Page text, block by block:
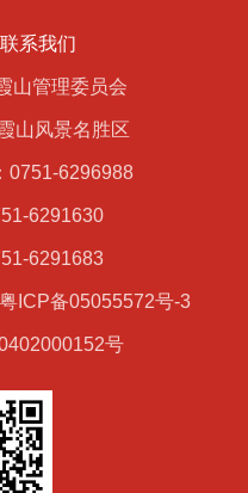
联系我们
山管理委员会
山风景名胜区
0751-6296988
6291630
6291683
粤ICP备05055572号-3
号